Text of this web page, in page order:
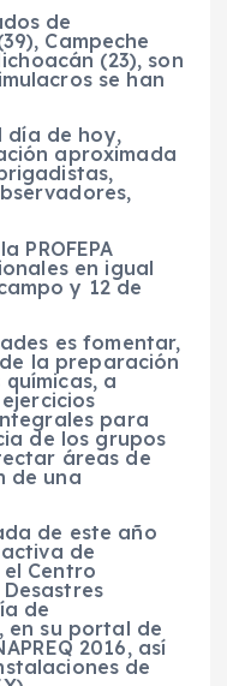
de
Campeche
(23), son
se han
día de hoy,
aproximada
PROFEPA
en igual
y 12 de
es fomentar,
la preparación
a
para
de los grupos
áreas de
de una
de este año
de
Centro
de
en su portal de
2016, así
de